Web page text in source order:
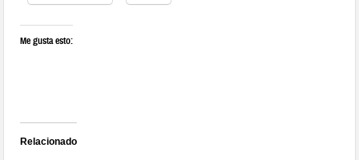
Me gusta esto:
Relacionado